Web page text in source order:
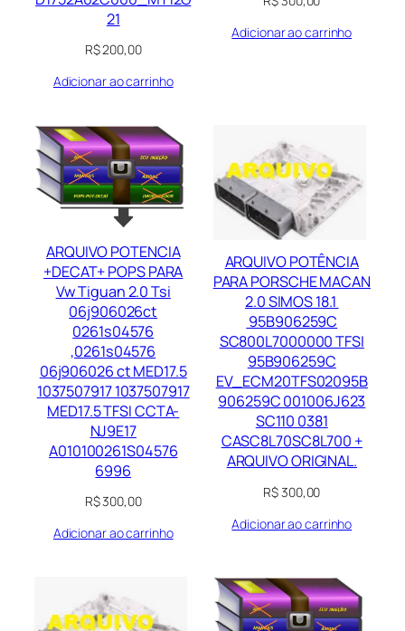
21
R$200,00
Adicionar ao carrinho
Adicionar ao carrinho
ARQUIVO POTENCIA
+DECAT+ POPS PARA
Vw Tiguan 2.0 Tsi
06j906026ct
0261s04576
,0261s04576
06j906026 ct MED17.5
1037507917 1037507917
MED17.5 TFSI CCTA-
NJ9E17
A010100261S04576
6996
R$300,00
Adicionar ao carrinho
ARQUIVO POTÊNCIA
PARA PORSCHE MACAN
2.0 SIMOS 18.1
95B906259C
SC800L7000000 TFSI
95B906259C
EV_ECM20TFS02095B
906259C 001006J623
SC110 0381
CASC8L70SC8L700 +
ARQUIVO ORIGINAL.
R$300,00
Adicionar ao carrinho